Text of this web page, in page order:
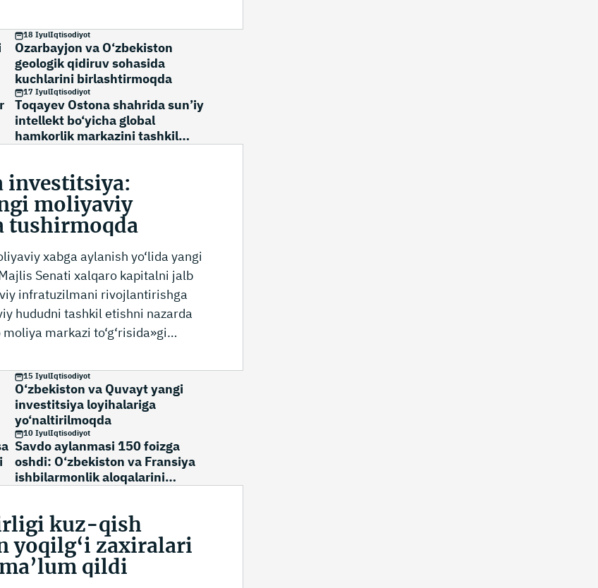
18 IyulIqtisodiyot
Ozarbayjon va O‘zbekiston
geologik qidiruv sohasida
kuchlarini birlashtirmoqda
17 IyulIqtisodiyot
Toqayev Ostona shahrida sun’iy
intellekt bo‘yicha global
hamkorlik markazini tashkil
investitsiya:
moliyaviy
tushirmoqda
xabga aylanish yo‘lida yangi
Senati xalqaro kapitalni jalb
infratuzilmani rivojlantirishga
hududni tashkil etishni nazarda
markazi to‘g‘risida»gi
15 IyulIqtisodiyot
O‘zbekiston va Quvayt yangi
investitsiya loyihalariga
yo‘naltirilmoqda
10 IyulIqtisodiyot
Savdo aylanmasi 150 foizga
oshdi: O‘zbekiston va Fransiya
ishbilarmonlik aloqalarini
kuz-qish
yoqilg‘i zaxiralari
qildi